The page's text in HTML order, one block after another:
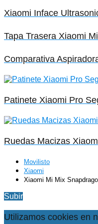
Xiaomi Inface
Tapa Trasera Xiaomi
Comparativa
Patinete Xiaomi Pro
Ruedas Macizas
Movilisto
Xiaomi
Xiaomi Mi Mix
Subir
Utilizamos cookies en